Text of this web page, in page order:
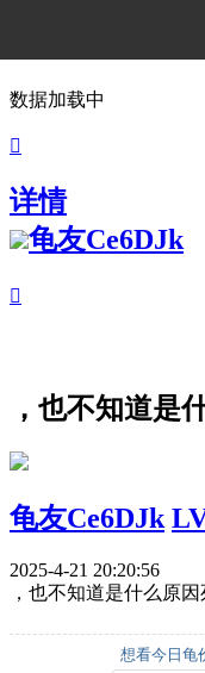
数据加载中

详情
龟友Ce6DJk

，也不知道是
龟友Ce6DJk
2025-4-21 20:20:56
，也不知道是什么原因
想看今日龟